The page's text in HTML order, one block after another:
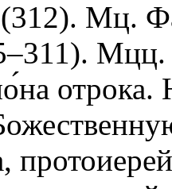
Мц.
отрока.